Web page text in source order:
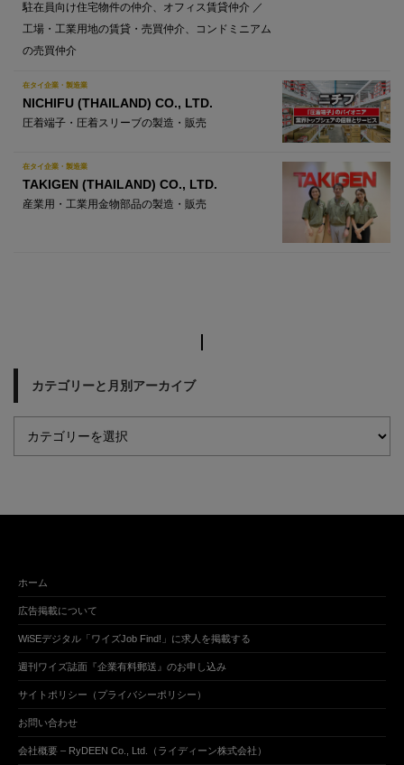
駐在員向け住宅物件の仲介、オフィス賃貸仲介 ／
工場・工業用地の賃貸・売買仲介、コンドミニアム
の売買仲介
在タイ企業・製造業
NICHIFU (THAILAND) CO., LTD.
圧着端子・圧着スリーブの製造・販売
在タイ企業・製造業
TAKIGEN (THAILAND) CO., LTD.
産業用・工業用金物部品の製造・販売
カテゴリーと月別アーカイブ
ホーム
広告掲載について
WiSEデジタル「ワイズJob Find!」に求人を掲載する
週刊ワイズ誌面『企業有料郵送』のお申し込み
サイトポリシー（プライバシーポリシー）
お問い合わせ
会社概要 – RyDEEN Co., Ltd.（ライディーン株式会社）